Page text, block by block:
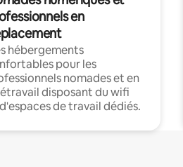
en
hébergements
pour les
nomades et en
disposant du wifi
de travail dédiés.